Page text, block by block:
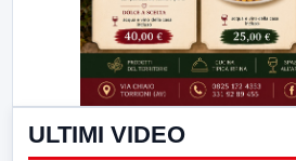
ULTIMI VIDEO